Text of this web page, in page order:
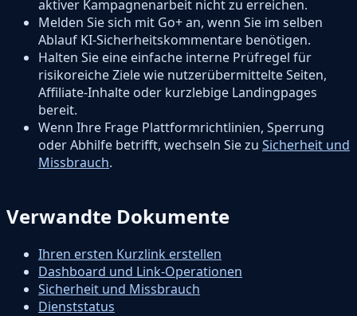
aktiver Kampagnenarbeit nicht zu erreichen.
Melden Sie sich mit Go+ an, wenn Sie im selben
Ablauf KI-Sicherheitskommentare benötigen.
Halten Sie eine einfache interne Prüfregel für
risikoreiche Ziele wie nutzerübermittelte Seiten,
Affiliate-Inhalte oder kurzlebige Landingpages
bereit.
Wenn Ihre Frage Plattformrichtlinien, Sperrung
oder Abhilfe betrifft, wechseln Sie zu Sicherheit und
Missbrauch.
Verwandte Dokumente
Ihren ersten Kurzlink erstellen
Dashboard und Link-Operationen
Sicherheit und Missbrauch
Dienststatus